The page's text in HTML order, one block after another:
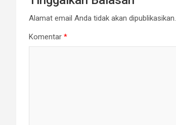
Alamat email Anda tidak akan dipublikasikan.
Komentar *